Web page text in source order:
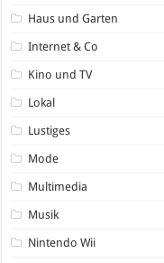
Haus und Garten
Internet & Co
Kino und TV
Lokal
Lustiges
Mode
Multimedia
Musik
Nintendo Wii